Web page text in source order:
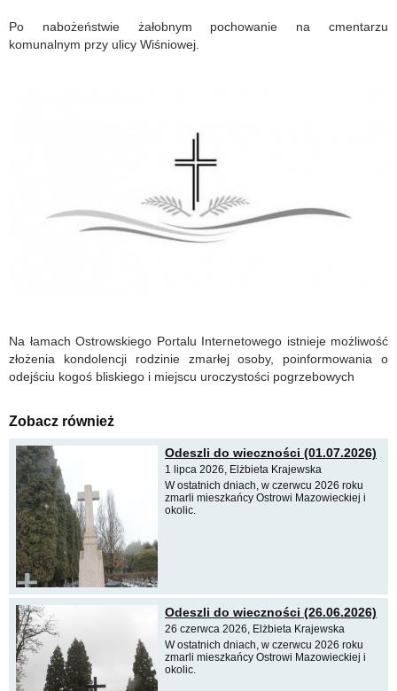
Po nabożeństwie żałobnym pochowanie na cmentarzu
komunalnym przy ulicy Wiśniowej.
Na łamach Ostrowskiego Portalu Internetowego istnieje możliwość
złożenia kondolencji rodzinie zmarłej osoby, poinformowania o
odejściu kogoś bliskiego i miejscu uroczystości pogrzebowych
Zobacz również
Odeszli do wieczności (01.07.2026)
1 lipca 2026, Elżbieta Krajewska
W ostatnich dniach, w czerwcu 2026 roku
zmarli mieszkańcy Ostrowi Mazowieckiej i
okolic.
Odeszli do wieczności (26.06.2026)
26 czerwca 2026, Elżbieta Krajewska
W ostatnich dniach, w czerwcu 2026 roku
zmarli mieszkańcy Ostrowi Mazowieckiej i
okolic.